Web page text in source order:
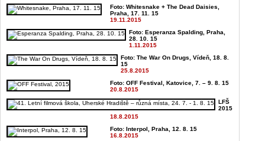
Foto: Whitesnake + The Dead Daisies,
Praha, 17. 11. 15
19.11.2015
Foto: Esperanza Spalding, Praha,
28. 10. 15
1.11.2015
Foto: The War On Drugs, Vídeň, 18. 8.
15
25.8.2015
Foto: OFF Festival, Katovice, 7. – 9. 8. 15
20.8.2015
LFŠ
2015
18.8.2015
Foto: Interpol, Praha, 12. 8. 15
16.8.2015